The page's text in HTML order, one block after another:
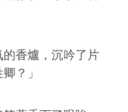
香爐，沉吟了片
？」